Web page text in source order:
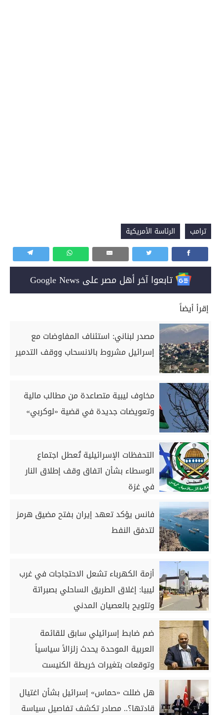
ترامب الرئاسة الأمريكية
تابعوا آخر أهل مصر على Google News
إقرأ أيضاً
مصدر لبناني: استئناف المفاوضات مع
إسرائيل مشروط بالانسحاب ووقف التدمير
مخاوف ليبية متصاعدة من مطالب مالية
وتعويضات جديدة في قضية «لوكربي»
التحفظات الإسرائيلية تُعطل اجتماع
الوسطاء بشأن اتفاق وقف إطلاق النار
في غزة
فانس يؤكد تعهد إيران بفتح مضيق هرمز
لتدفق النفط
أزمة الكهرباء تشعل الاحتجاجات في غرب
ليبيا: إغلاق الطريق الساحلي بصبراتة
وتلويح بالعصيان المدني
ضم ضابط إسرائيلي سابق للقائمة
العربية الموحدة يحدث زلزالاً سياسياً
وتوقعات بتغيرات خريطة الكنيست
هل ضللت «حماس» إسرائيل بشأن اغتيال
قادتها؟.. مصادر تكشف تفاصيل سياسة